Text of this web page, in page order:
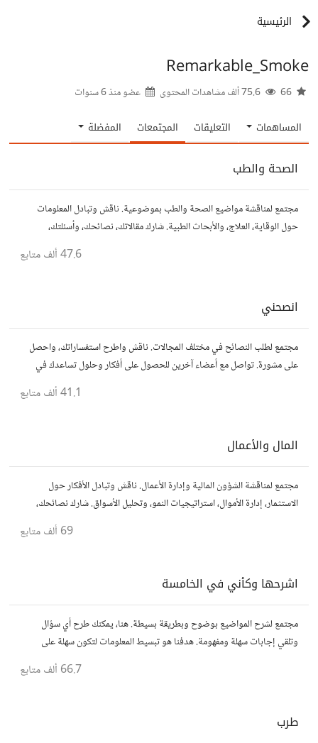
الرئيسية
Remarkable_Smoke
عضو منذ6 سنوات
المساهمات التعليقات المجتمعات المفضلة
الصحة والطب
مجتمع لمناقشة مواضيع الصحة والطب بموضوعية. ناقش وتبادل المعلومات
حول الوقاية، العلاج، والأبحاث الطبية. شارك مقالاتك، نصائحك، وأسئلتك،
47.6 ألف متابع
انصحني
مجتمع لطلب النصائح في مختلف المجالات. ناقش واطرح استفساراتك، واحصل
على مشورة. تواصل مع أعضاء آخرين للحصول على أفكار وحلول تساعدك في
41.1 ألف متابع
المال والأعمال
مجتمع لمناقشة الشؤون المالية وإدارة الأعمال. ناقش وتبادل الأفكار حول
الاستثمار، إدارة الأموال، استراتيجيات النمو، وتحليل الأسواق. شارك نصائحك،
69 ألف متابع
اشرحها وكأني في الخامسة
مجتمع لشرح المواضيع بوضوح وبطريقة بسيطة. هنا، يمكنك طرح أي سؤال
وتلقي إجابات سهلة ومفهومة. هدفنا هو تبسيط المعلومات لتكون سهلة على
66.7 ألف متابع
طرب